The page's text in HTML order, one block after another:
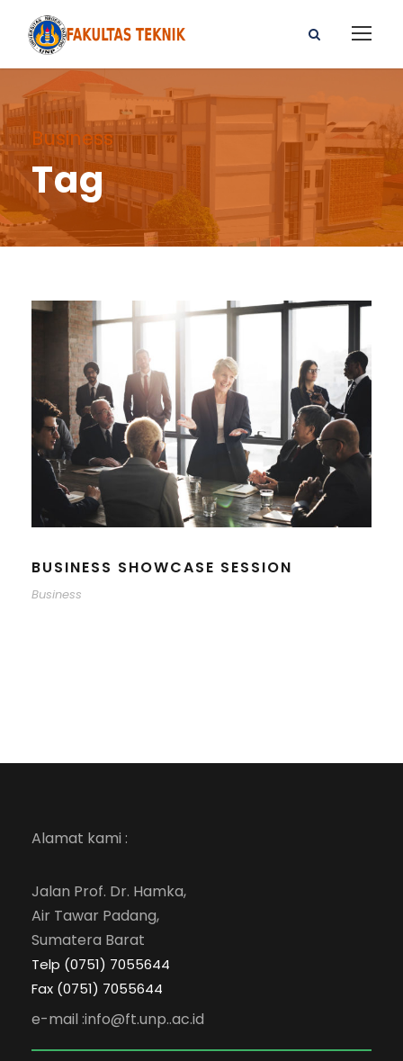
Business
Tag
BUSINESS SHOWCASE SESSION
Business
Alamat kami :
Jalan Prof. Dr. Hamka,
Air Tawar Padang,
Sumatera Barat
Telp (0751) 7055644
Fax (0751) 7055644
e-mail :info@ft.unp..ac.id